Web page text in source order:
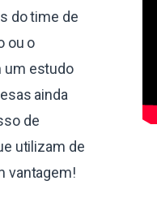
do time de
ou o
um estudo
ainda
de
utilizam de
vantagem!